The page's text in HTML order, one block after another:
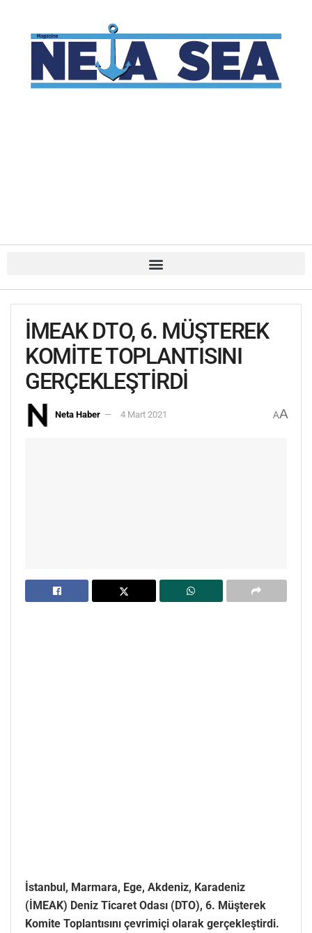
İMEAK DTO, 6. MÜŞTEREK
KOMİTE TOPLANTISINI
GERÇEKLEŞTİRDİ
Neta Haber 4 Mart 2021 AA
İstanbul, Marmara, Ege, Akdeniz, Karadeniz
(İMEAK) Deniz Ticaret Odası (DTO), 6. Müşterek
Komite Toplantısını çevrimiçi olarak gerçekleştirdi.